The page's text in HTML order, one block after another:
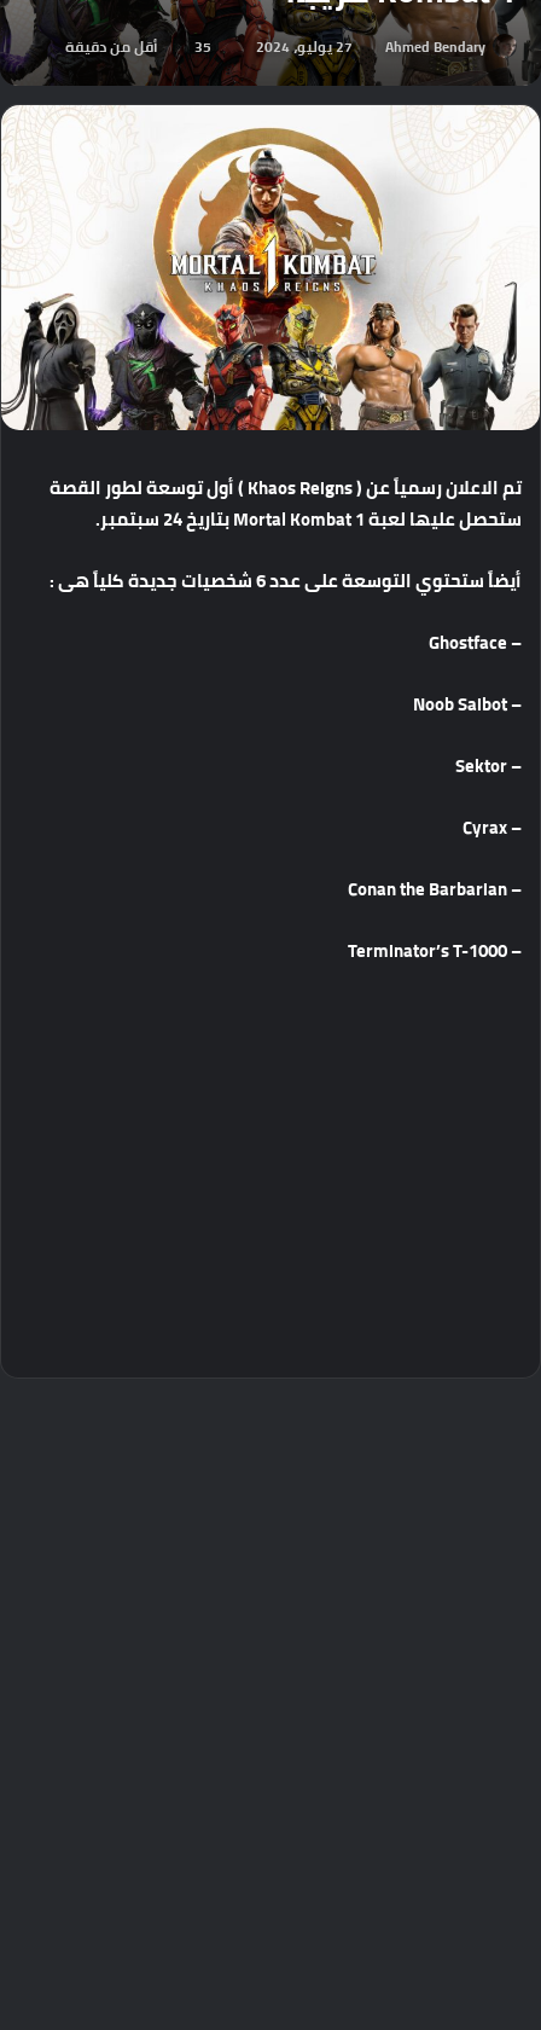
Ahmed Bendary 27 يوليو، 2024 35 أقل من دقيقة
تمالاعلانرسمياًعن(
Khaos Reigns ) أولتوسعةلطورالقصة
ستحصلعليهالعبة بتاريخ سبتمبر.
أيضاًستحتويالتوسعةعلىعدد شخصياتجديدةكلياًهى:
– Ghostface
– Noob Saibot
– Sektor
– Cyrax
– Conan the Barbarian
– Terminator’s T-1000